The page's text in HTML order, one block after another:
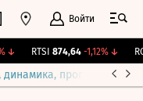
Войти
↓ RTSI 874,64 -1,12%↓
прогнозы